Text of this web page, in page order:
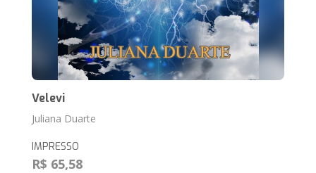
Velevi
Juliana Duarte
IMPRESSO
R$ 65,58